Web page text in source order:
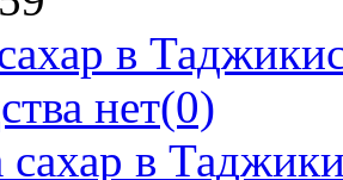
в
нет(0)